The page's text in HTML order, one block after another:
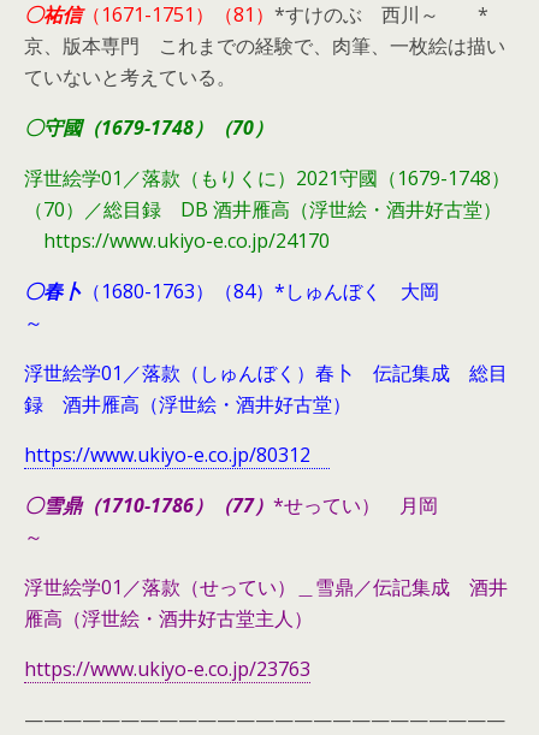
〇祐信（1671-1751）（81） *すけのぶ 西川～ *
京、版本専門 これまでの経験で、肉筆、一枚絵は描い
ていないと考えている。
〇守國（1679-1748）（70）
浮世絵学01／落款（もりくに）2021守國（1679-1748）
（70）／総目録 DB 酒井雁高（浮世絵・酒井好古堂）
https://www.ukiyo-e.co.jp/24170
〇春卜 （1680-1763）（84）*しゅんぼく 大岡
～
浮世絵学01／落款（しゅんぼく）春卜 伝記集成 総目
録 酒井雁高（浮世絵・酒井好古堂）
https://www.ukiyo-e.co.jp/80312
〇雪鼎（1710-1786）（77） *せってい） 月岡
～
浮世絵学01／落款（せってい）＿雪鼎／伝記集成 酒井
雁高（浮世絵・酒井好古堂主人）
https://www.ukiyo-e.co.jp/23763
—————————————————————————